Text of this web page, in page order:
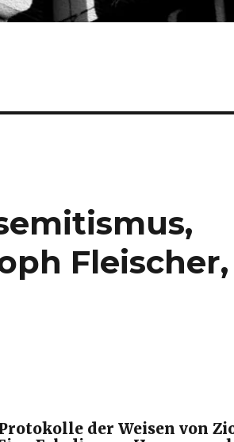
Fleischer,
der Weisen von